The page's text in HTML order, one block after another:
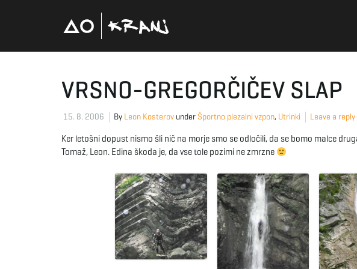
VRSNO-GREGORČIČEV SLAP
15. 8. 2006 By Leon Kosterov under Športno plezalni vzpon, Utrinki Leave a reply
Ker letošni dopust nismo šli nič na morje smo se odločili, da se bomo malce
Tomaž, Leon. Edina škoda je, da vse tole pozimi ne zmrzne